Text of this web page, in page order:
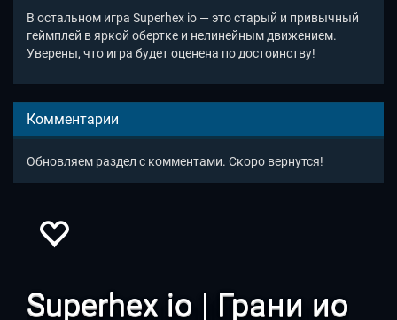
В остальном игра Superhex io — это старый и привычный
геймплей в яркой обертке и нелинейным движением.
Уверены, что игра будет оценена по достоинству!
Комментарии
Обновляем раздел с комментами. Скоро вернутся!
Superhex io | Грани ио